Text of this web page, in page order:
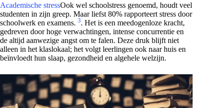
Academische stressOok wel schoolstress genoemd, houdt veel
studenten in zijn greep. Maar liefst 80% rapporteert stress door
schoolwerk en examens. 3. Het is een meedogenloze kracht,
gedreven door hoge verwachtingen, intense concurrentie en
de altijd aanwezige angst om te falen. Deze druk blijft niet
alleen in het klaslokaal; het volgt leerlingen ook naar huis en
beïnvloedt hun slaap, gezondheid en algehele welzijn.